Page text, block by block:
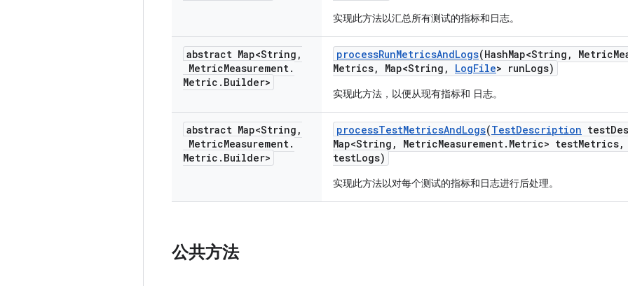
实现此方法以汇总所有测试的指标和日志。
abstract Map<String ,
MetricMeasurement.
Metric . Builder>
processRunMetricsAndLogs(HashMap<String , Metric
Metrics, Map<String , LogFile> runLogs)
实现此方法，以便从现有指标和 日志。
abstract Map<String ,
MetricMeasurement.
Metric . Builder>
processTestMetricsAndLogs(TestDescription test
Map<String , MetricMeasurement. Metric> testMetrics,
testLogs)
实现此方法以对每个测试的指标和日志进行后处理。
公共方法